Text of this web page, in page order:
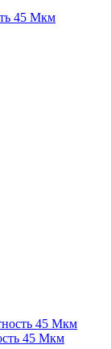
45 Мкм
45 Мкм